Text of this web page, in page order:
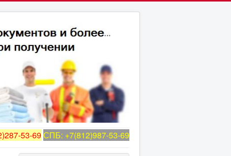
53-69СПБ: +7(812)987-53-69